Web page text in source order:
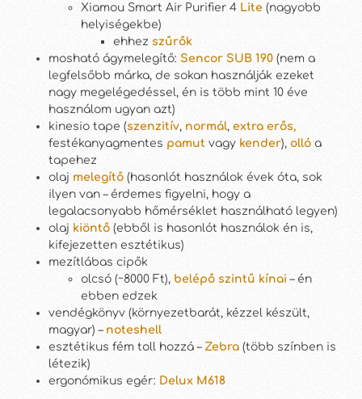
Xiamou Smart Air Purifier 4 Lite (nagyobb
helyiségekbe)
ehhez szűrők
mosható ágymelegítő: Sencor SUB 190 (nem a
legfelsőbb márka, de sokan használják ezeket
nagy megelégedéssel, én is több mint 10 éve
használom ugyan azt)
kinesio tape (szenzitív, normál, extra erős,
festékanyagmentes pamut vagy kender), olló a
tapehez
olaj melegítő (hasonlót használok évek óta, sok
ilyen van – érdemes figyelni, hogy a
legalacsonyabb hőmérséklet használható legyen)
olaj kiöntő (ebből is hasonlót használok én is,
kifejezetten esztétikus)
mezítlábas cipők
olcsó (~8000 Ft), belépő szintű kínai – én
ebben edzek
vendégkönyv (környezetbarát, kézzel készült,
magyar) – noteshell
esztétikus fém toll hozzá – Zebra (több színben is
létezik)
ergonómikus egér: Delux M618